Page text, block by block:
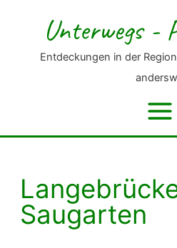
springen
Unterwegs -
Entdeckungen in der
Saugarten